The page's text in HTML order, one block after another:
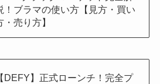
！ブラマの使い方【見方・買い
・売り方】
【DEFY】正式ローンチ！完全プ